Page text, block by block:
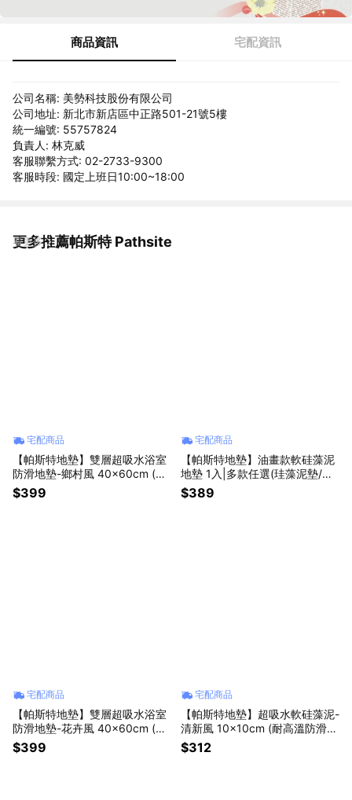
商品資訊 宅配資訊
公司名稱: 美勢科技股份有限公司
公司地址: 新北市新店區中正路501-21號5樓
統一編號: 55757824
負責人: 林克威
客服聯繫方式: 02-2733-9300
客服時段: 國定上班日10:00~18:00
更多推薦帕斯特 Pathsite
看更多
宅配商品
【帕斯特地墊】雙層超吸水浴室
防滑地墊-鄉村風 40x60cm (多
款任選/速乾防滑/腳踏墊)
$399
宅配商品
【帕斯特地墊】油畫款軟硅藻泥
地墊 1入|多款任選(珪藻泥墊/居
家/浴室/快速吸水)
$389
宅配商品
【帕斯特地墊】雙層超吸水浴室
防滑地墊-花卉風 40x60cm (多
款任選/速乾防滑/腳踏墊)
$399
宅配商品
【帕斯特地墊】超吸水軟硅藻泥-
清新風 10x10cm (耐高溫防滑/
隔熱墊/杯碗墊) 8入組
$312